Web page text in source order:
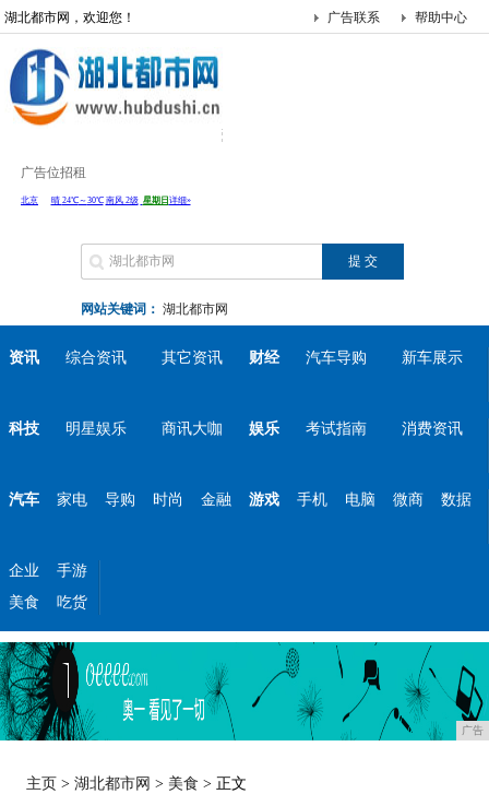
湖北都市网，欢迎您！ 帮助中心
广告联系
广告位招租
网站关键词： 湖北都市网
资讯 综合资讯 其它资讯 财经 汽车导购 新车展示
科技 明星娱乐 商讯大咖 娱乐 考试指南 消费资讯
汽车 家电 导购 时尚 金融 游戏 手机 电脑 微商 数据
企业
手游
美食
吃货
广告
主页 >湖北都市网 > 美食 > 正文